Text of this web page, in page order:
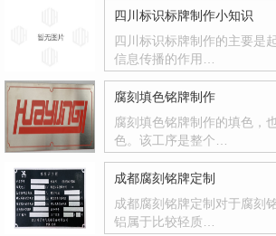
四川标识标牌制作小知识
四川标识标牌制作的主要是
信息传播的作用…
腐刻填色铭牌制作
腐刻填色铭牌制作的填色，
色。该工序是整个…
成都腐刻铭牌定制
成都腐刻铭牌定制对于腐刻
铝属于比较轻质…